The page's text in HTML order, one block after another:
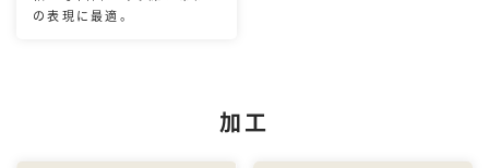
の表現に最適。
加工